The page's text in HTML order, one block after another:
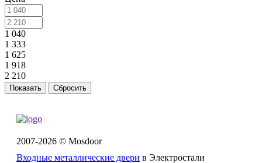
1 040
1 333
1 625
1 918
2 210
Сбросить
2007-2026 © Mosdoor
Входные металлические двери в Электростали